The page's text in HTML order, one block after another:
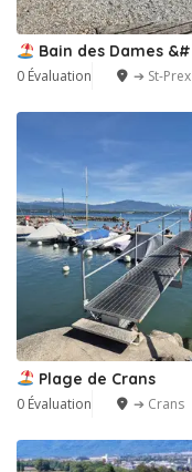
Bain des Dames &#
0 Évaluation ➔ St-Prex
Plage de Crans
0 Évaluation ➔ Crans